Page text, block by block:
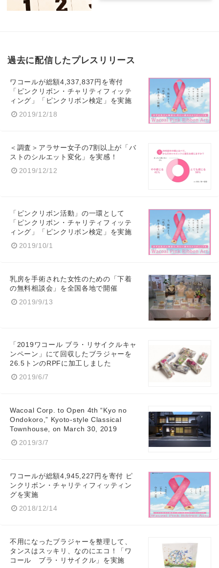
過去に配信したプレスリリース
ワコールが総額4,337,837円を寄付
「ピンクリボン・チャリティフィッテ
ィング」「ピンクリボン検定」を実施
2019/12/18
＜調査＞アラサー女子の7割以上が「バ
ストのシルエット変化」を実感！
2019/12/12
「ピンクリボン活動」の一環として
「ピンクリボン・チャリティフィッテ
ィング」「ピンクリボン検定」を実施
2019/10/1
乳房を手術された女性のための「下着
の無料相談会」を全国各地で開催
2019/9/13
「2019ワコール ブラ・リサイクルキャ
ンペーン」にて回収したブラジャーを
26.5トンのRPFに加工しました
2019/6/7
Wacoal Corp. to Open 4th “Kyo no
Ondokoro,” Kyoto-style Classical
Townhouse, on March 30, 2019
2019/3/7
ワコールが総額4,945,227円を寄付 ピ
ンクリボン・チャリティフィッティン
グを実施
2018/12/14
不用になったブラジャーを整理して、
タンスはスッキリ、なのにエコ！「ワ
コール ブラ・リサイクル」を実施